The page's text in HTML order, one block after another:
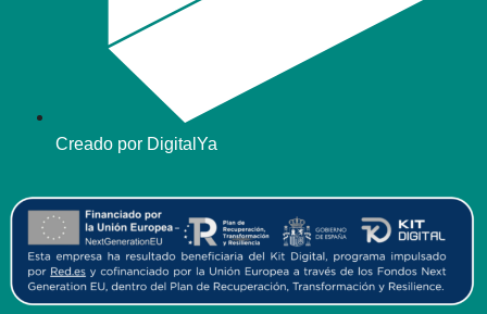
Creado por DigitalYa